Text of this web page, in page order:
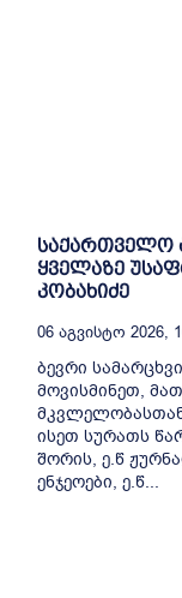
საქართველო
ყველაზე
კობახიძე
06 Აგვისტო 2026,
ბევრი
მოვისმინეთ,
ისეთ სურათს
შორის, ე.წ
ენჯეოები, ე.წ...